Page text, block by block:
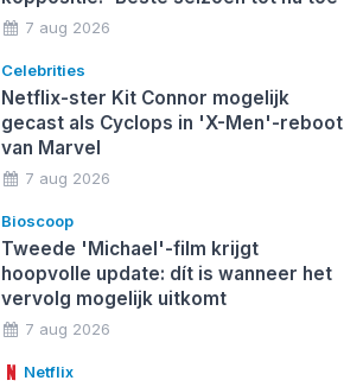
7 aug 2026
Celebrities
Netflix-ster Kit Connor mogelijk
gecast als Cyclops in 'X-Men'-reboot
van Marvel
7 aug 2026
Bioscoop
Tweede 'Michael'-film krijgt
hoopvolle update: dít is wanneer het
vervolg mogelijk uitkomt
7 aug 2026
Netflix